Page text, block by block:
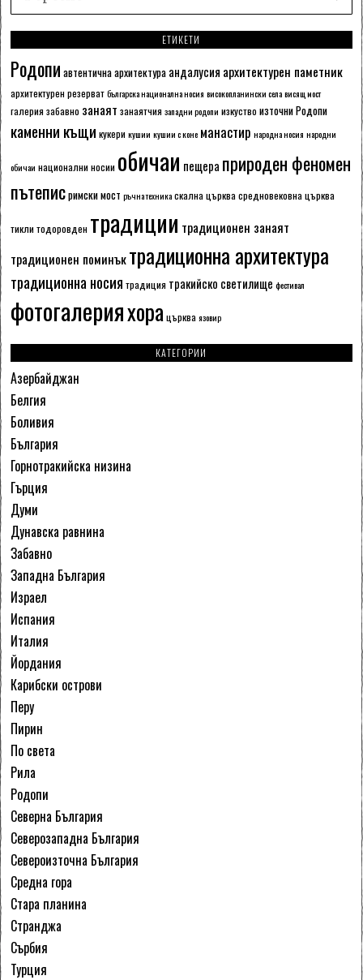
ЕТИКЕТИ
Родопи автентична архитектура андалусия архитектурен паметник
архитектурен резерват българска национална носия високопланински села висящ мост
галерия забавно занаят занаятчия западни родопи изкуство източни Родопи
каменни къщи кукери кушии кушии с коне манастир народна носия народни
обичаи национални носии обичаи пещера природен феномен
пътеписримски мост ръчна техника скална църква средновековна църква
тикли тодоровден традиции традиционен занаят
традиционен поминъктрадиционна архитектура
традиционна носия традиция тракийско светилище фестивал
фотогалерияхора църква язовир
КАТЕГОРИИ
Азербайджан
Белгия
Боливия
България
Горнотракийска низина
Гърция
Думи
Дунавска равнина
Забавно
Западна България
Израел
Испания
Италия
Йордания
Карибски острови
Перу
Пирин
По света
Рила
Родопи
Северна България
Северозападна България
Североизточна България
Средна гора
Стара планина
Странджа
Сърбия
Турция